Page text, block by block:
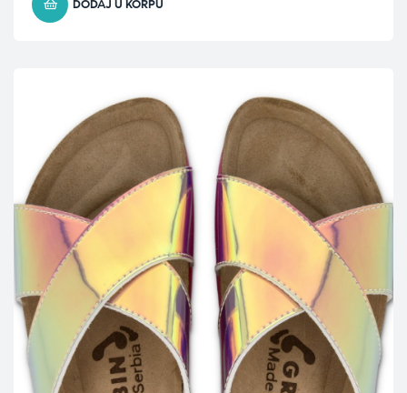
DODAJ U KORPU